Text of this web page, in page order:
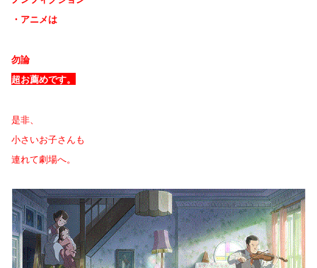
・アニメは
勿論
超お薦めです。
是非、
小さいお子さんも
連れて劇場へ。